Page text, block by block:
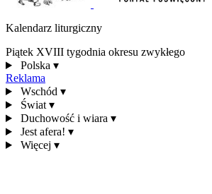
Kalendarz liturgiczny
Piątek XVIII tygodnia okresu zwykłego
Polska ▾
Reklama
Wschód ▾
Świat ▾
Duchowość i wiara ▾
Jest afera! ▾
Więcej ▾